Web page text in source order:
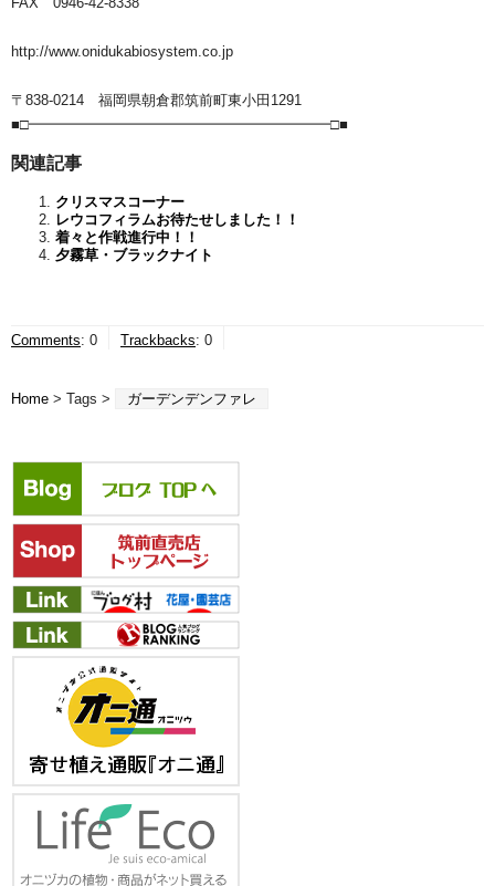
http://www.onidukabiosystem.co.jp
〒838-0214 福岡県朝倉郡筑前町東小田1291
■□━━━━━━━━━━━━━━━━━━━━━□■
関連記事
クリスマスコーナー
レウコフィラムお待たせしました！！
着々と作戦進行中！！
夕霧草・ブラックナイト
Comments: 0 Trackbacks: 0
Home > Tags > ガーデンデンファレ